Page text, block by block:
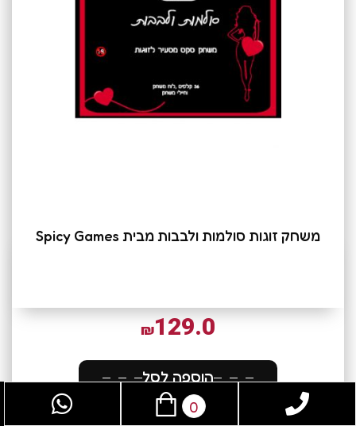
משחק זוגות סולמות ולבבות מבית Spicy Games
₪129.0
הוספה לסל
0